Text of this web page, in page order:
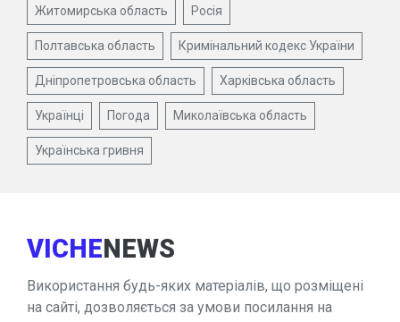
Житомирська область Росія
Полтавська область Кримінальний кодекс України
Дніпропетровська область Харківська область
Українці Погода Миколаївська область
Українська гривня
VICHENEWS
Використання будь-яких матеріалів, що розміщені
на сайті, дозволяється за умови посилання на